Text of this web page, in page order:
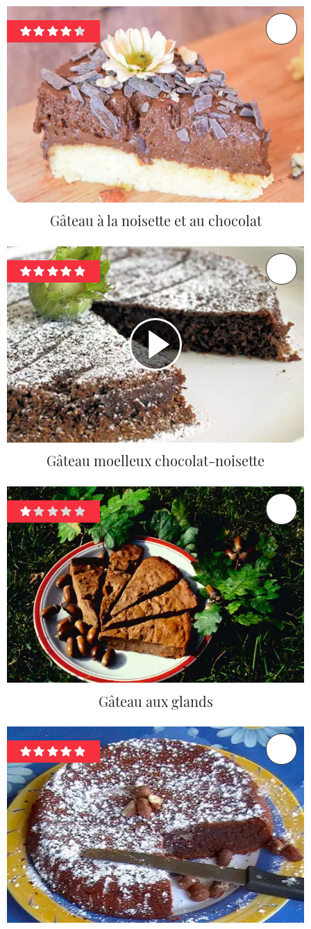
Gâteau à la noisette et au chocolat
Gâteau moelleux chocolat-noisette
Gâteau aux glands